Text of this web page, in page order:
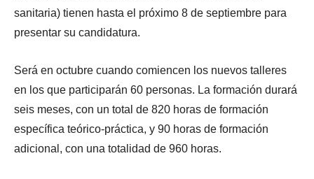
sanitaria) tienen hasta el próximo 8 de septiembre para
presentar su candidatura.
Será en octubre cuando comiencen los nuevos talleres
en los que participarán 60 personas. La formación durará
seis meses, con un total de 820 horas de formación
específica teórico-práctica, y 90 horas de formación
adicional, con una totalidad de 960 horas.